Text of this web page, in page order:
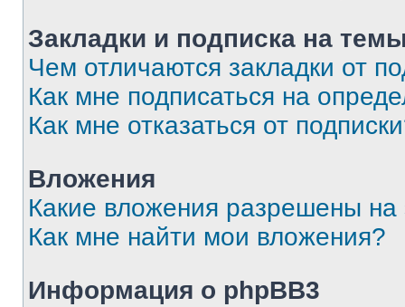
Закладки и подписка на
Чем отличаются закладки от
Как мне подписаться на
Как мне отказаться от
Вложения
Какие вложения разрешены
Как мне найти мои вложения?
Информация о phpBB3